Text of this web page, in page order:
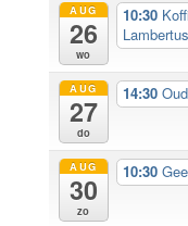
AUG
26
wo
10:30
Lambertus
AUG
27
do
14:30
AUG
30
zo
10:30